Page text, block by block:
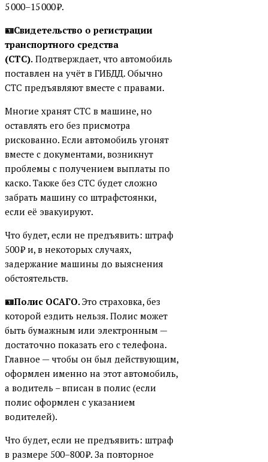
5 000–15 000 ₽.
🪪Свидетельство о регистрации
транспортного средства
(СТС). Подтверждает, что автомобиль
поставлен на учёт в ГИБДД. Обычно
СТС предъявляют вместе с правами.
Многие хранят СТС в машине, но
оставлять его без присмотра
рискованно. Если автомобиль угонят
вместе с документами, возникнут
проблемы с получением выплаты по
каско. Также без СТС будет сложно
забрать машину со штрафстоянки,
если её эвакуируют.
Что будет, если не предъявить: штраф
500 ₽ и, в некоторых случаях,
задержание машины до выяснения
обстоятельств.
🪪Полис ОСАГО.Это страховка, без
которой ездить нельзя. Полис может
быть бумажным или электронным —
достаточно показать его с телефона.
Главное — чтобы он был действующим,
оформлен именно на этот автомобиль,
а водитель – вписан в полис (если
полис оформлен с указанием
водителей).
Что будет, если не предъявить: штраф
в размере 500–800 ₽. За повторное